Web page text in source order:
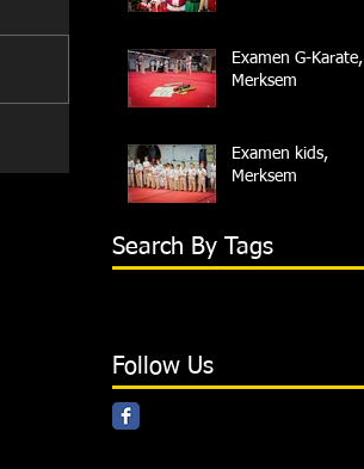
Examen G-Karate,
Merksem
Examen kids,
Merksem
Search By Tags
Follow Us